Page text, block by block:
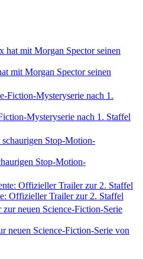
mit Morgan Spector seinen
Mysteryserie nach 1. Staffel
Stop-Motion-
Offizieller Trailer zur 2. Staffel
neuen Science-Fiction-Serie von